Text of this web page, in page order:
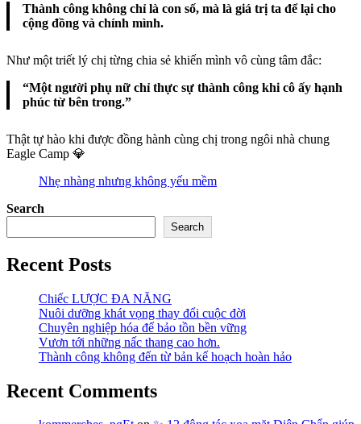
Thành công không chỉ là con số, mà là giá trị ta để lại cho
cộng đồng và chính mình.
Như một triết lý chị từng chia sẻ khiến mình vô cùng tâm đắc:
“Một người phụ nữ chỉ thực sự thành công khi cô ấy hạnh
phúc từ bên trong.”
Thật tự hào khi được đồng hành cùng chị trong ngôi nhà chung
Eagle Camp 💎
Nhẹ nhàng nhưng không yếu mềm
Search
Search
Recent Posts
Chiếc LƯỢC ĐA NĂNG
Nuôi dưỡng khát vọng thay đổi cuộc đời
Chuyên nghiệp hóa để bảo tồn bền vững
Vươn tới những nấc thang cao hơn.
Thành công không đến từ bản kế hoạch hoàn hảo
Recent Comments